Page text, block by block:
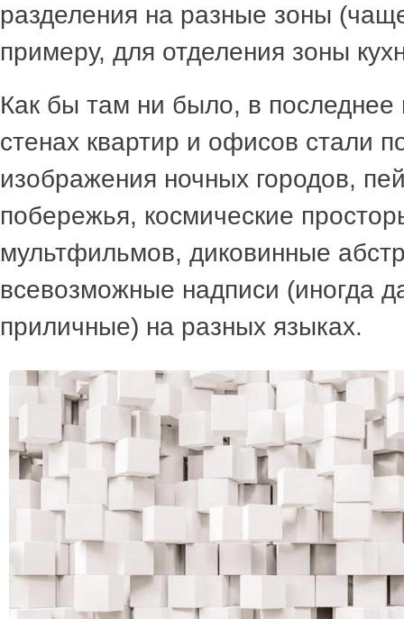
разделения на разные зоны
примеру, для отделения зоны
Как бы там ни было, в
стенах квартир и офисов стали
изображения ночных городов,
побережья, космические
мультфильмов, диковинные
всевозможные надписи (иногда
приличные) на разных языках.